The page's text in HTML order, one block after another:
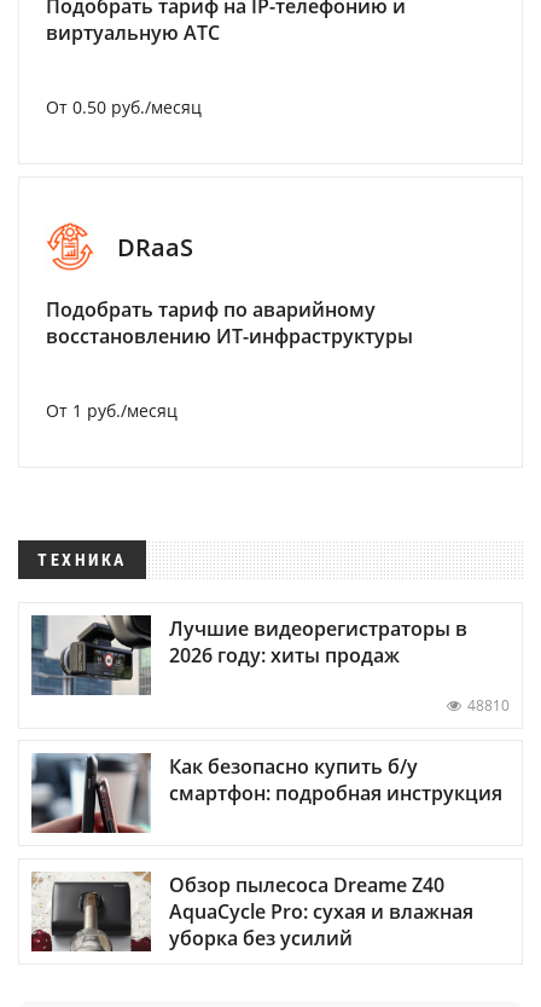
Подобрать тариф на IP-телефонию и
виртуальную АТС
От 0.50 руб./месяц
DRaaS
Подобрать тариф по аварийному
восстановлению ИТ-инфраструктуры
От 1 руб./месяц
ТЕХНИКА
Лучшие видеорегистраторы в
2026 году: хиты продаж
48810
Как безопасно купить б/у
смартфон: подробная инструкция
Обзор пылесоса Dreame Z40
AquaCycle Pro: сухая и влажная
уборка без усилий